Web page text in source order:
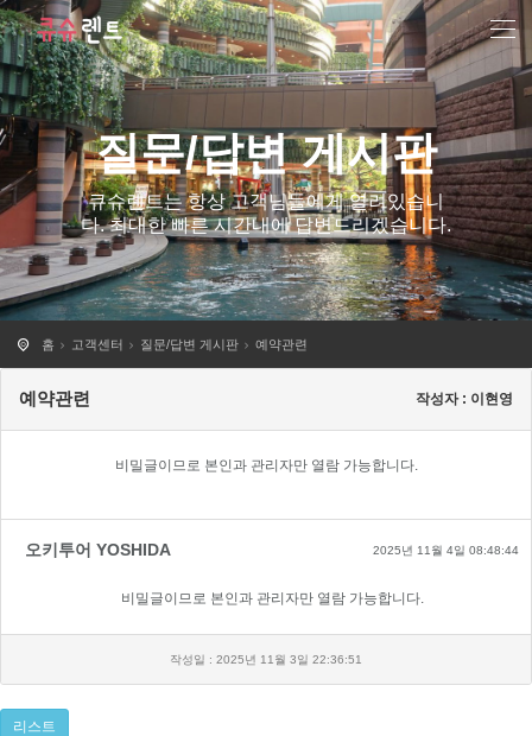
질문/답변 게시판
큐슈렌트는 항상 고객님들에게 열려있습니
다. 최대한 빠른 시간내에 답변드리겠습니다.
홈 고객센터 질문/답변 게시판 예약관련
예약관련 작성자 : 이현영
비밀글이므로 본인과 관리자만 열람 가능합니다.
오키투어 YOSHIDA 2025년 11월 4일 08:48:44
비밀글이므로 본인과 관리자만 열람 가능합니다.
작성일 : 2025년 11월 3일 22:36:51
리스트